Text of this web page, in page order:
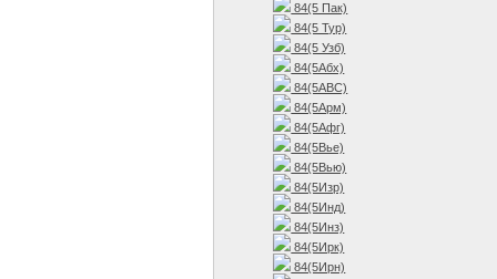
84(5 Пак)
84(5 Тур)
84(5 Узб)
84(5Абх)
84(5АВС)
84(5Арм)
84(5Афг)
84(5Вье)
84(5Вью)
84(5Изр)
84(5Инд)
84(5Инз)
84(5Ирк)
84(5Ирн)